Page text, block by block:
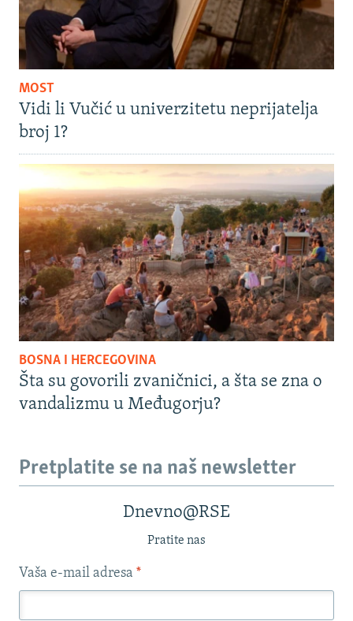
MOST
Vidi li Vučić u univerzitetu neprijatelja
broj 1?
BOSNA I HERCEGOVINA
Šta su govorili zvaničnici, a šta se zna o
vandalizmu u Međugorju?
Pretplatite se na naš newsletter
Dnevno@RSE
Pratite nas
Vaša e-mail adresa *